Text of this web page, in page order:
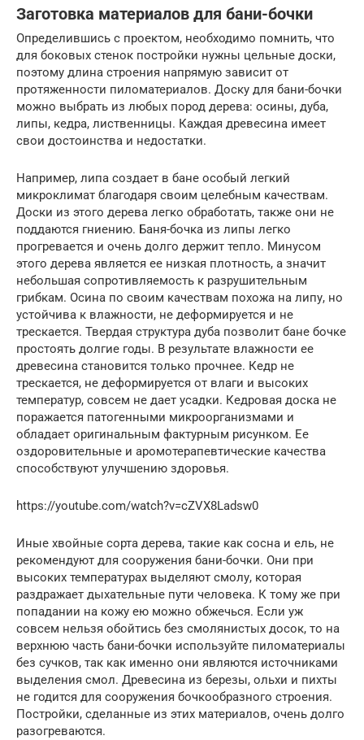
Заготовка материалов для бани-бочки
Определившись с проектом, необходимо помнить, что
для боковых стенок постройки нужны цельные доски,
поэтому длина строения напрямую зависит от
протяженности пиломатериалов. Доску для бани-бочки
можно выбрать из любых пород дерева: осины, дуба,
липы, кедра, лиственницы. Каждая древесина имеет
свои достоинства и недостатки.
Например, липа создает в бане особый легкий
микроклимат благодаря своим целебным качествам.
Доски из этого дерева легко обработать, также они не
поддаются гниению. Баня-бочка из липы легко
прогревается и очень долго держит тепло. Минусом
этого дерева является ее низкая плотность, а значит
небольшая сопротивляемость к разрушительным
грибкам. Осина по своим качествам похожа на липу, но
устойчива к влажности, не деформируется и не
трескается. Твердая структура дуба позволит бане бочке
простоять долгие годы. В результате влажности ее
древесина становится только прочнее. Кедр не
трескается, не деформируется от влаги и высоких
температур, совсем не дает усадки. Кедровая доска не
поражается патогенными микроорганизмами и
обладает оригинальным фактурным рисунком. Ее
оздоровительные и аромотерапевтические качества
способствуют улучшению здоровья.
https://youtube.com/watch?v=cZVX8Ladsw0
Иные хвойные сорта дерева, такие как сосна и ель, не
рекомендуют для сооружения бани-бочки. Они при
высоких температурах выделяют смолу, которая
раздражает дыхательные пути человека. К тому же при
попадании на кожу ею можно обжечься. Если уж
совсем нельзя обойтись без смолянистых досок, то на
верхнюю часть бани-бочки используйте пиломатериалы
без сучков, так как именно они являются источниками
выделения смол. Древесина из березы, ольхи и пихты
не годится для сооружения бочкообразного строения.
Постройки, сделанные из этих материалов, очень долго
разогреваются.